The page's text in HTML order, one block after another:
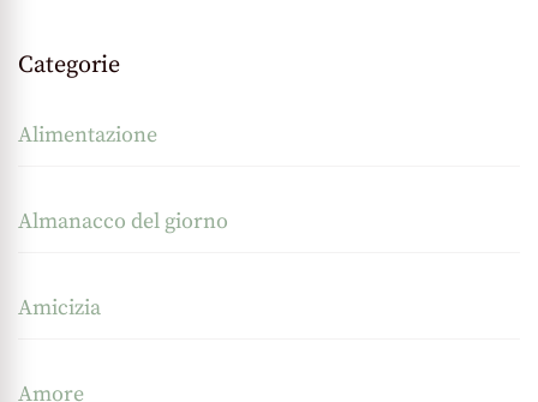
Categorie
Alimentazione
Almanacco del giorno
Amicizia
Amore